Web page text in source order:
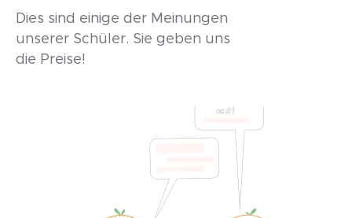
Dies sind einige der Meinungen
unserer Schüler. Sie geben uns
die Preise!